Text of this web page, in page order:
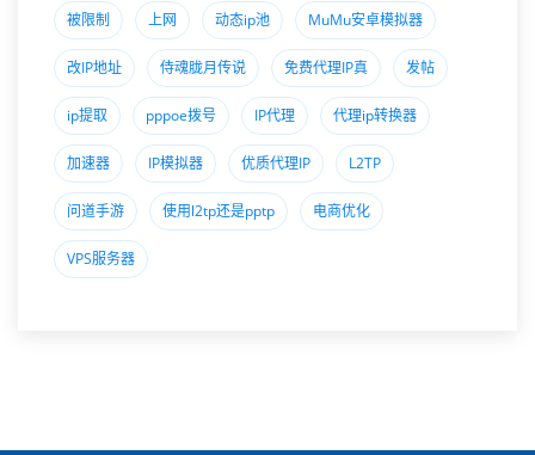
被限制 上网 动态ip池 MuMu安卓模拟器
改IP地址 侍魂胧月传说 免费代理IP真 发帖
ip提取 pppoe拨号 IP代理 代理ip转换器
加速器 IP模拟器 优质代理IP L2TP
问道手游 使用l2tp还是pptp 电商优化
VPS服务器